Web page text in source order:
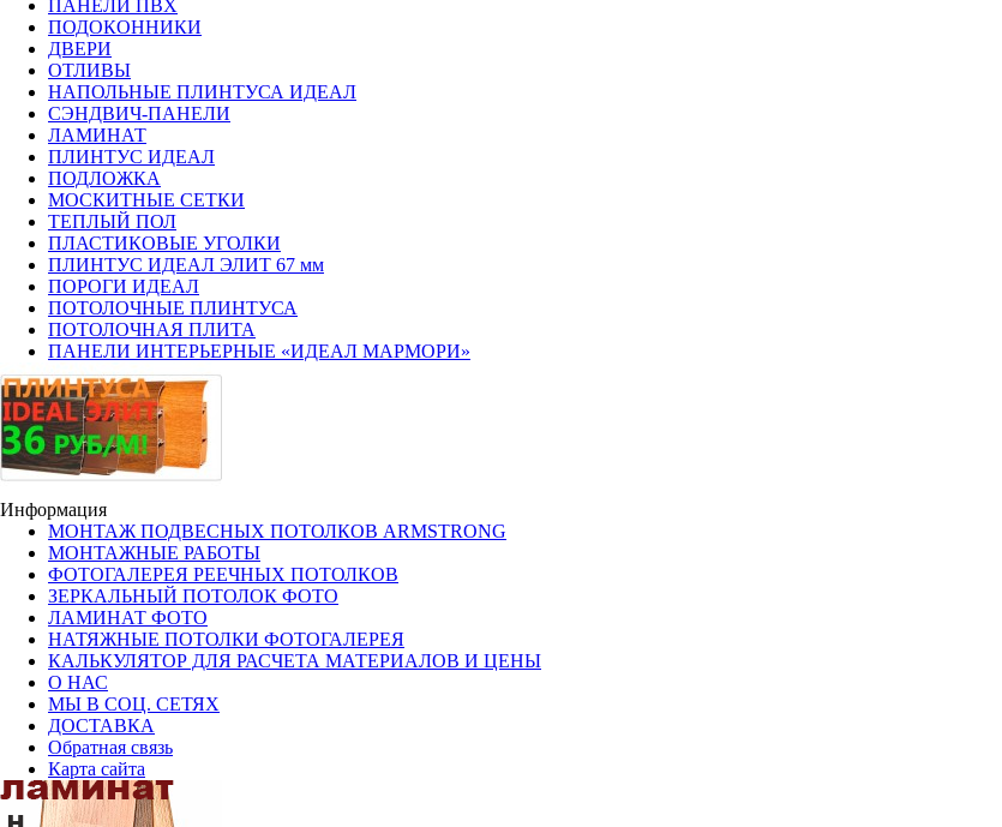
ПАНЕЛИ ПВХ
ПОДОКОННИКИ
ДВЕРИ
ОТЛИВЫ
НАПОЛЬНЫЕ ПЛИНТУСА ИДЕАЛ
СЭНДВИЧ-ПАНЕЛИ
ЛАМИНАТ
ПЛИНТУС ИДЕАЛ
ПОДЛОЖКА
МОСКИТНЫЕ СЕТКИ
ТЕПЛЫЙ ПОЛ
ПЛАСТИКОВЫЕ УГОЛКИ
ПЛИНТУС ИДЕАЛ ЭЛИТ 67 мм
ПОРОГИ ИДЕАЛ
ПОТОЛОЧНЫЕ ПЛИНТУСА
ПОТОЛОЧНАЯ ПЛИТА
ПАНЕЛИ ИНТЕРЬЕРНЫЕ «ИДЕАЛ МАРМОРИ»
Информация
МОНТАЖ ПОДВЕСНЫХ ПОТОЛКОВ ARMSTRONG
МОНТАЖНЫЕ РАБОТЫ
ФОТОГАЛЕРЕЯ РЕЕЧНЫХ ПОТОЛКОВ
ЗЕРКАЛЬНЫЙ ПОТОЛОК ФОТО
ЛАМИНАТ ФОТО
НАТЯЖНЫЕ ПОТОЛКИ ФОТОГАЛЕРЕЯ
КАЛЬКУЛЯТОР ДЛЯ РАСЧЕТА МАТЕРИАЛОВ И ЦЕНЫ
О НАС
МЫ В СОЦ. СЕТЯХ
ДОСТАВКА
Обратная связь
Карта сайта